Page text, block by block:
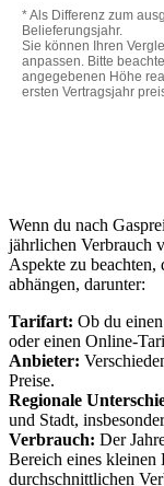
Wenn du nach
jährlichen Verbrauch
Aspekte zu beachten,
abhängen, darunter:
Tarifart: Ob du
oder einen Online-
Anbieter:
Preise.
Regionale
und Stadt,
Verbrauch: Der
Bereich eines kleinen
durchschnittlichen